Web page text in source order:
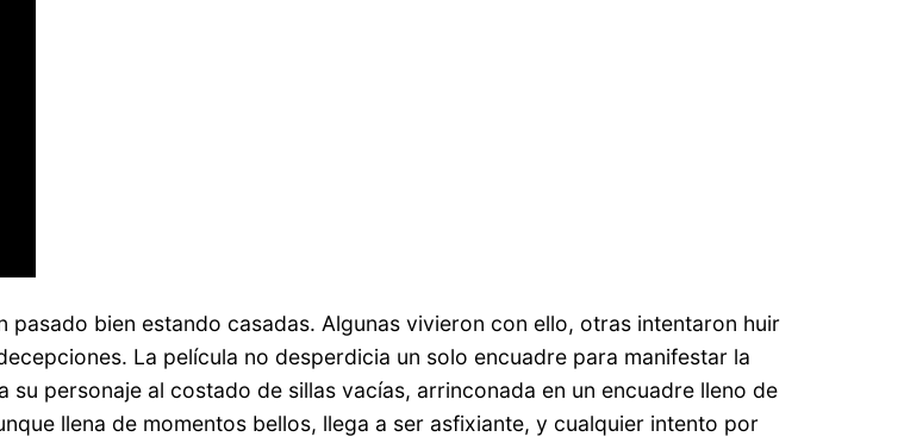
pasado bien estando casadas. Algunas vivieron con ello, otras intentaron huir
La película no desperdicia un solo encuadre para manifestar la
personaje al costado de sillas vacías, arrinconada en un encuadre lleno de
llena de momentos bellos, llega a ser asfixiante, y cualquier intento por